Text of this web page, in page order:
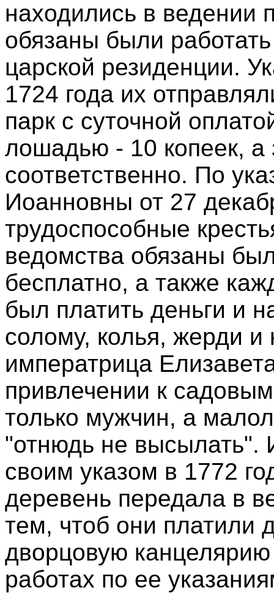
находились в ведении
обязаны были
царской резиденции.
1724 года их
парк с суточной
лошадью - 10 копеек, а
соответственно. По
Иоанновны от 27
трудоспособные
ведомства обязаны
бесплатно, а также
был платить деньги и
солому, колья, жерди и
императрица
привлечении к
только мужчин, а
"отнюдь не высылать".
своим указом в 1772
деревень передала в
тем, чтоб они платили
дворцовую
работах по ее